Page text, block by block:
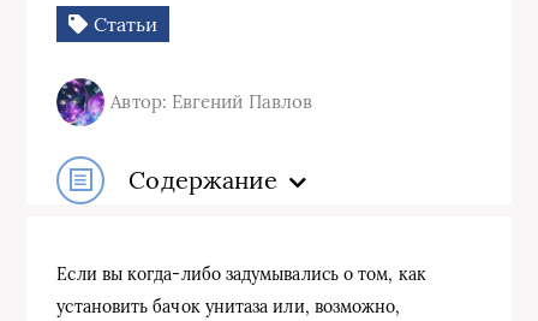
Статьи
Автор: Евгений Павлов
Содержание
Если вы когда-либо задумывались о том, как
установить бачок унитаза или, возможно,